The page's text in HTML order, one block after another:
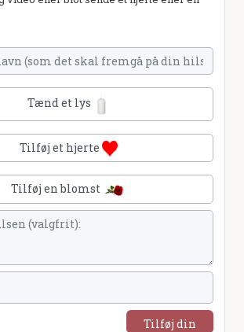
Tænd et lys
Tilføj et hjerte
Tilføj en blomst
Tilføj din